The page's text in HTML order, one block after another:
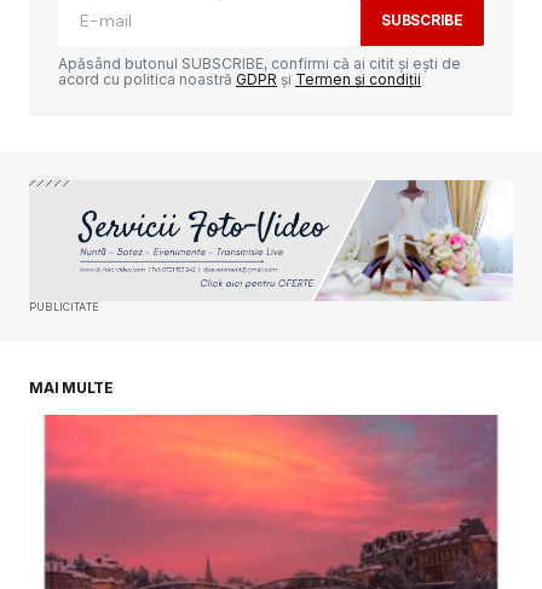
Your E-mail*
SUBSCRIBE
Apăsând butonul SUBSCRIBE, confirmi că ai citit și ești de
acord cu politica noastră GDPR și Termen și condiții
PUBLICITATE
MAI MULTE